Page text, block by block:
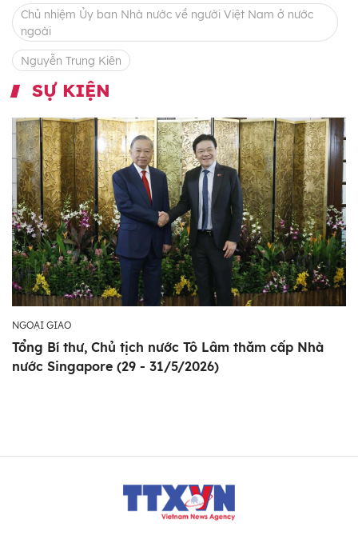
Chủ nhiệm Ủy ban Nhà nước về người Việt Nam ở nước
ngoài
Nguyễn Trung Kiên
SỰ KIỆN
NGOẠI GIAO
Tổng Bí thư, Chủ tịch nước Tô Lâm thăm cấp Nhà
nước Singapore (29 - 31/5/2026)